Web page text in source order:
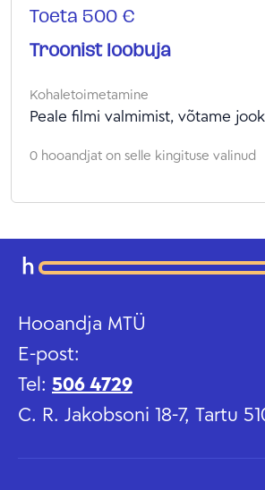
Toeta 500 €
Troonist loobuja
Kohaletoimetamine
Peale filmi valmimist, võtame
0 hooandjat on selle kingituse valinud
Hooandja MTÜ
E-post:
Tel: 506 4729
C. R. Jakobsoni 18-7, Tartu